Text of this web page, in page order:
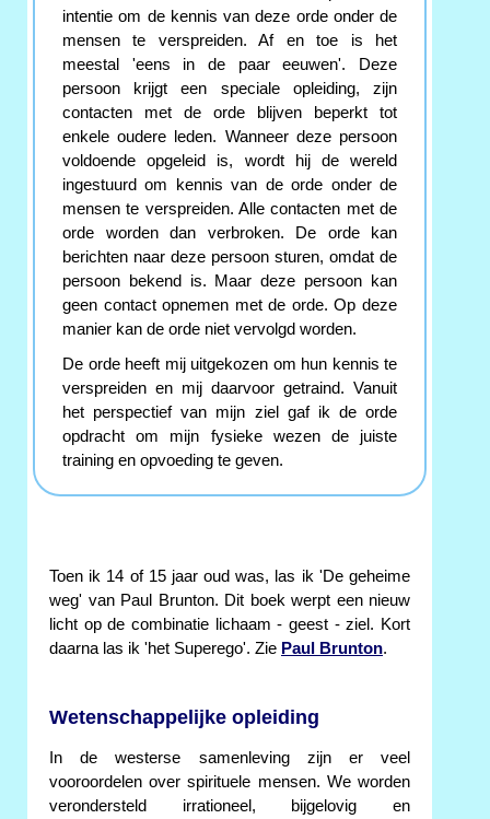
intentie om de kennis van deze orde onder de
mensen te verspreiden. Af en toe is het
meestal 'eens in de paar eeuwen'. Deze
persoon krijgt een speciale opleiding, zijn
contacten met de orde blijven beperkt tot
enkele oudere leden. Wanneer deze persoon
voldoende opgeleid is, wordt hij de wereld
ingestuurd om kennis van de orde onder de
mensen te verspreiden. Alle contacten met de
orde worden dan verbroken. De orde kan
berichten naar deze persoon sturen, omdat de
persoon bekend is. Maar deze persoon kan
geen contact opnemen met de orde. Op deze
manier kan de orde niet vervolgd worden.
De orde heeft mij uitgekozen om hun kennis te
verspreiden en mij daarvoor getraind. Vanuit
het perspectief van mijn ziel gaf ik de orde
opdracht om mijn fysieke wezen de juiste
training en opvoeding te geven.
Toen ik 14 of 15 jaar oud was, las ik 'De geheime
weg' van Paul Brunton. Dit boek werpt een nieuw
licht op de combinatie lichaam - geest - ziel. Kort
daarna las ik 'het Superego'. Zie Paul Brunton.
Wetenschappelijke opleiding
In de westerse samenleving zijn er veel
vooroordelen over spirituele mensen. We worden
verondersteld irrationeel, bijgelovig en